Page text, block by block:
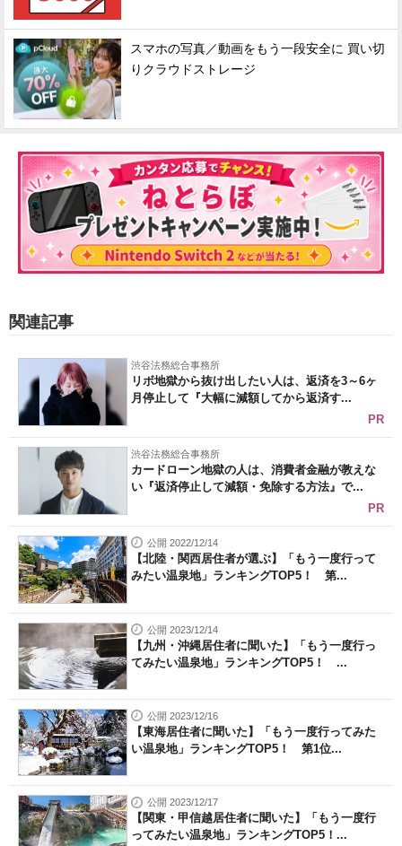
スマホの写真／動画をもう一段安全に 買い切
りクラウドストレージ
関連記事
渋谷法務総合事務所
リボ地獄から抜け出したい人は、返済を3～6ヶ
月停止して『大幅に減額してから返済す...
PR
渋谷法務総合事務所
カードローン地獄の人は、消費者金融が教えな
い『返済停止して減額・免除する方法』で...
PR
公開 2022/12/14
【北陸・関西居住者が選ぶ】「もう一度行って
みたい温泉地」ランキングTOP5！ 第...
公開 2023/12/14
【九州・沖縄居住者に聞いた】「もう一度行っ
てみたい温泉地」ランキングTOP5！ ...
公開 2023/12/16
【東海居住者に聞いた】「もう一度行ってみた
い温泉地」ランキングTOP5！ 第1位...
公開 2023/12/17
【関東・甲信越居住者に聞いた】「もう一度行
ってみたい温泉地」ランキングTOP5！...